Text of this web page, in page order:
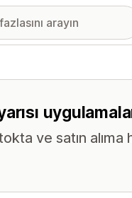
ve satın alıma